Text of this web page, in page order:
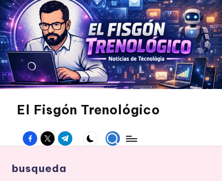
Saltar
al
contenido
El Fisgón Trenológico
sitio
noticias
Facebook
Twitter
Canal
Telegram
busqueda